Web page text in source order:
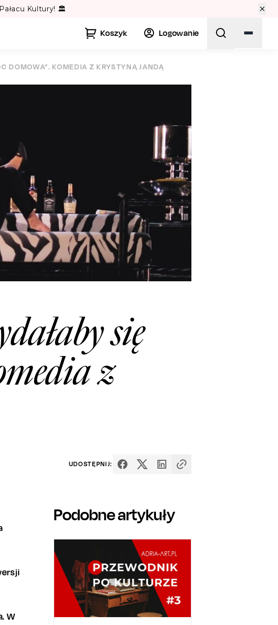
Kultury! 🏛️
Koszyk Logowanie
DOMOWA”. KOMEDIA Z KRYSTYNĄ JANDĄ
się
z
UDOSTĘPNIJ:
W
Podobne artykuły